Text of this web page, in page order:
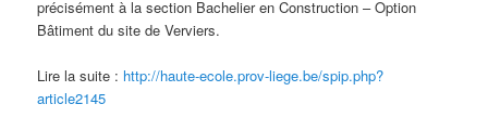
précisément à la section Bachelier en Construction – Option
Bâtiment du site de Verviers.
Lire la suite : http://haute-ecole.prov-liege.be/spip.php?
article2145